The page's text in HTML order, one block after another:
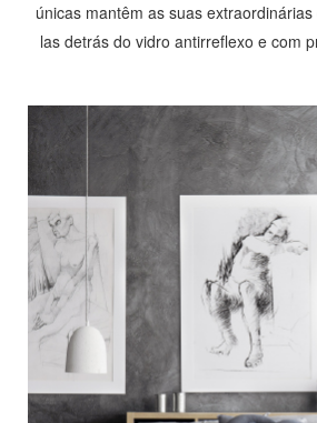
únicas mantêm as suas
las detrás do vidro antirreflexo e com